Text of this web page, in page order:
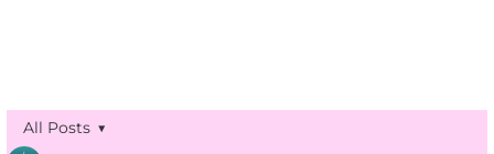
All Posts